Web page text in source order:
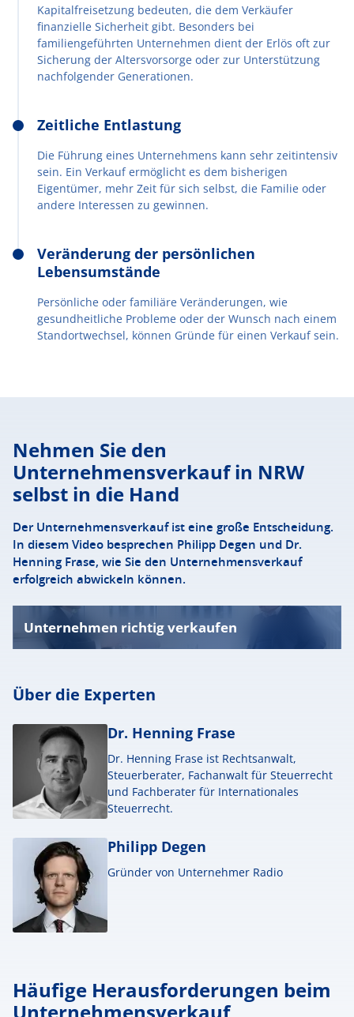
Kapitalfreisetzung bedeuten, die dem Verkäufer
finanzielle Sicherheit gibt. Besonders bei
familiengeführten Unternehmen dient der Erlös oft zur
Sicherung der Altersvorsorge oder zur Unterstützung
nachfolgender Generationen.
Zeitliche Entlastung
Die Führung eines Unternehmens kann sehr zeitintensiv
sein. Ein Verkauf ermöglicht es dem bisherigen
Eigentümer, mehr Zeit für sich selbst, die Familie oder
andere Interessen zu gewinnen.
Veränderung der persönlichen
Lebensumstände
Persönliche oder familiäre Veränderungen, wie
gesundheitliche Probleme oder der Wunsch nach einem
Standortwechsel, können Gründe für einen Verkauf sein.
Nehmen Sie den
Unternehmensverkauf in NRW
selbst in die Hand
Der Unternehmensverkauf ist eine große Entscheidung.
In diesem Video besprechen Philipp Degen und Dr.
Henning Frase, wie Sie den Unternehmensverkauf
erfolgreich abwickeln können.
Unternehmen richtig verkaufen
Über die Experten
Dr. Henning Frase
Dr. Henning Frase ist Rechtsanwalt,
Steuerberater, Fachanwalt für Steuerrecht
und Fachberater für Internationales
Steuerrecht.
Philipp Degen
Gründer von Unternehmer Radio
Häufige Herausforderungen beim